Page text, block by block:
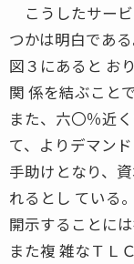
こうしたサー
つかは明白である
図３にあると お
関 係を結ぶこと
また、六〇％近
て、よりデマン
手助けとなり、
れるとし ている。
開示することに
また複 雑なＴＬ